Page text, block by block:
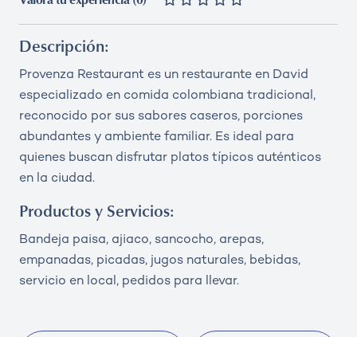
Descripción:
Provenza Restaurant es un restaurante en David
especializado en comida colombiana tradicional,
reconocido por sus sabores caseros, porciones
abundantes y ambiente familiar. Es ideal para
quienes buscan disfrutar platos típicos auténticos
en la ciudad.
Productos y Servicios:
Bandeja paisa, ajiaco, sancocho, arepas,
empanadas, picadas, jugos naturales, bebidas,
servicio en local, pedidos para llevar.